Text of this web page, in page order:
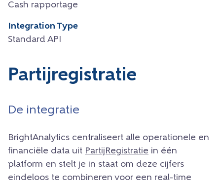
Cash rapportage
Integration Type
Standard API
Partijregistratie
De integratie
BrightAnalytics centraliseert alle operationele en
financiële data uit PartijRegistratie in één
platform en stelt je in staat om deze cijfers
eindeloos te combineren voor een real-time